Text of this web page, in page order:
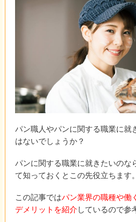
パン職人やパンに関する職業に就
はないでしょうか？
パンに関する職業に就きたいのな
て知っておくとこの先役立ちます。
この記事ではパン業界の職種や働
デメリットを紹介 しているので参